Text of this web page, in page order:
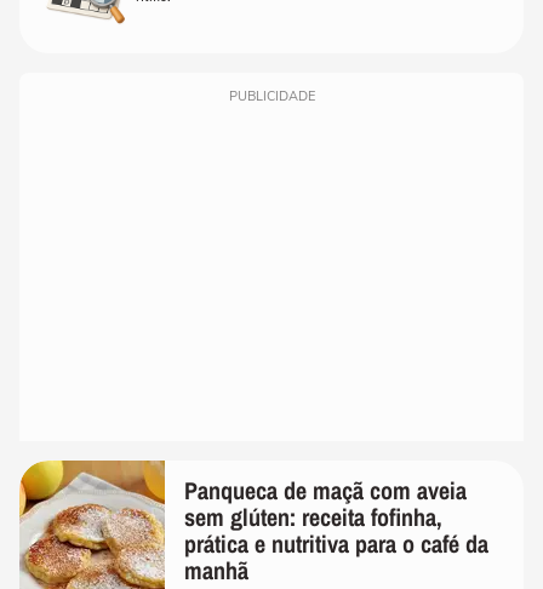
PUBLICIDADE
Panqueca de maçã com aveia
sem glúten: receita fofinha,
prática e nutritiva para o café da
manhã